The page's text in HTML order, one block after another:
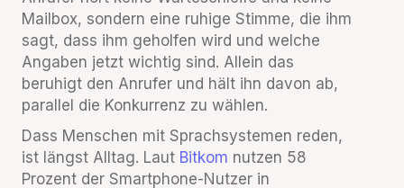
Mailbox, sondern eine ruhige Stimme, die ihm
sagt, dass ihm geholfen wird und welche
Angaben jetzt wichtig sind. Allein das
beruhigt den Anrufer und hält ihn davon ab,
parallel die Konkurrenz zu wählen.
Dass Menschen mit Sprachsystemen reden,
ist längst Alltag. Laut Bitkom nutzen 58
Prozent der Smartphone-Nutzer in